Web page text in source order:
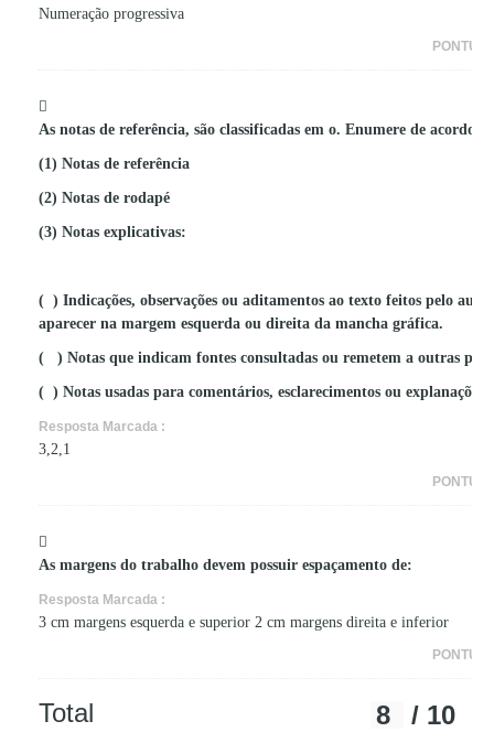
Numeração progressiva
As notas de referência, são classificadas em o. Enumere de acordo
(1) Notas de referência
(2) Notas de rodapé
(3) Notas explicativas:
( ) Indicações, observações ou aditamentos ao texto feitos pelo
aparecer na margem esquerda ou direita da mancha gráfica.
( ) Notas que indicam fontes consultadas ou remetem a outras
( ) Notas usadas para comentários, esclarecimentos ou
Resposta Marcada :
3,2,1
As margens do trabalho devem possuir espaçamento de:
Resposta Marcada :
3 cm margens esquerda e superior 2 cm margens direita e inferior
Total 8 / 10